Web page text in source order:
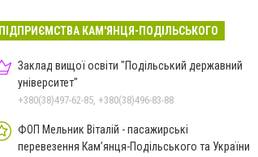
ПІДПРИЄМСТВА КАМ'ЯНЦЯ-ПОДІЛЬСЬКОГО
Заклад вищої освіти "Подільський державний
університет"
+380(38)497-62-85, +380(38)496-83-88
ФОП Мельник Віталій - пасажирські
перевезення Кам’янця-Подільського та України